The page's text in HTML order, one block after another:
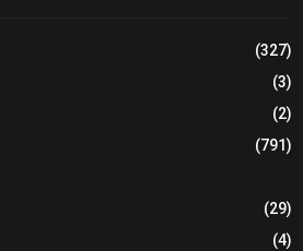
(327)
(3)
(2)
(791)
(29)
(4)